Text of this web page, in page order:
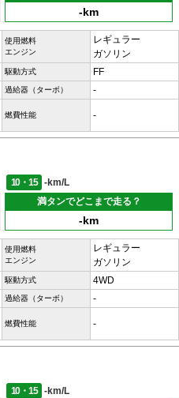
-km
使用燃料
エンジン
レギュラー
ガソリン
駆動方式 FF
過給器（ターボ） -
燃費性能 -
10・15
-km/L
満タンでどこまで走る？
-km
使用燃料
エンジン
レギュラー
ガソリン
駆動方式 4WD
過給器（ターボ） -
燃費性能 -
10・15
-km/L